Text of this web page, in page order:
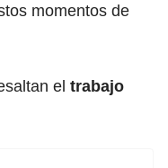
momentos de
el trabajo